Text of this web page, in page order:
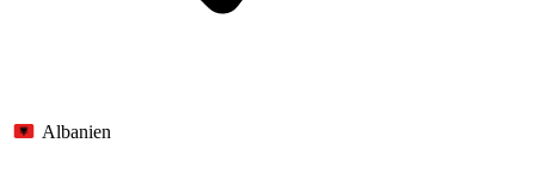
Albanien